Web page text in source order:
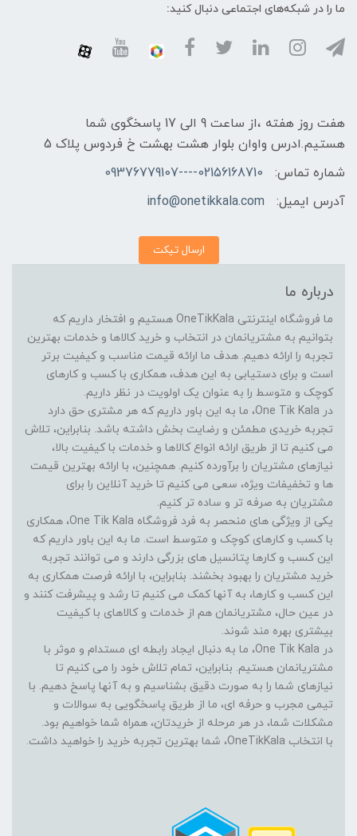
ما را در شبکه‌های اجتماعی دنبال کنید:
هفت روز هفته ،از ساعت 9 الی 17 پاسخگوی شما
هستیم.ادرس واوان بلوار هشت بهشت خ فردوس پلاک 5
شماره تماس:
02156168710----09376779107
آدرس ایمیل:
info@onetikkala.com
ارسال تیکت
درباره ما
ما فروشگاه اینترنتی OneTikKala هستیم و افتخار داریم که
بتوانیم به مشتریانمان در انتخاب و خرید کالاها و خدمات بهترین
تجربه را ارائه دهیم. هدف ما ارائه قیمت مناسب و کیفیت برتر
است و برای دستیابی به این هدف، همکاری با کسب و کارهای
کوچک و متوسط را به عنوان یک اولویت در نظر داریم.
در One Tik Kala، ما به این باور داریم که هر مشتری حق دارد
تجربه خریدی مطمئن و رضایت بخش داشته باشد. بنابراین، تلاش
می کنیم تا از طریق ارائه انواع کالاها و خدمات با کیفیت بالا،
نیازهای مشتریان را برآورده کنیم. همچنین، با ارائه بهترین قیمت
ها و تخفیفات ویژه، سعی می کنیم تا خرید آنلاین را برای
مشتریان به صرفه تر و ساده تر کنیم.
یکی از ویژگی های منحصر به فرد فروشگاه One Tik Kala، همکاری
با کسب و کارهای کوچک و متوسط است. ما به این باور داریم که
این کسب و کارها پتانسیل های بزرگی دارند و می توانند تجربه
خرید مشتریان را بهبود بخشند. بنابراین، با ارائه فرصت همکاری به
این کسب و کارها، به آنها کمک می کنیم تا رشد و پیشرفت کنند و
در عین حال، مشتریانمان هم از خدمات و کالاهای با کیفیت
بیشتری بهره مند شوند.
در One Tik Kala، ما به دنبال ایجاد رابطه ای مستدام و موثر با
مشتریانمان هستیم. بنابراین، تمام تلاش خود را می کنیم تا
نیازهای شما را به صورت دقیق بشناسیم و به آنها پاسخ دهیم. با
تیمی مجرب و حرفه ای، ما از طریق پاسخگویی به سوالات و
مشکلات شما، در هر مرحله از خریدتان، همراه شما خواهیم بود.
با انتخاب OneTikKala، شما بهترین تجربه خرید را خواهید داشت.